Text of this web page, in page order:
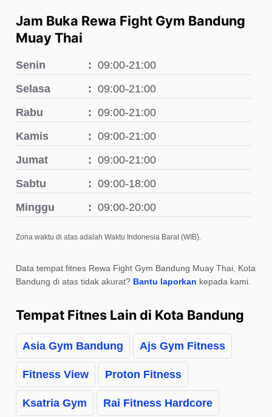
Jam Buka Rewa Fight Gym Bandung
Muay Thai
Senin
09:00-21:00
Selasa
09:00-21:00
Rabu
09:00-21:00
Kamis
09:00-21:00
Jumat
09:00-21:00
Sabtu
09:00-18:00
Minggu
09:00-20:00
Zona waktu di atas adalah Waktu Indonesia Barat (WIB).
Data tempat fitnes Rewa Fight Gym Bandung Muay Thai, Kota
Bandung di atas tidak akurat? Bantu laporkan kepada kami.
Tempat Fitnes Lain di Kota Bandung
Asia Gym Bandung Ajs Gym Fitness
Fitness View Proton Fitness
Ksatria Gym Rai Fitness Hardcore